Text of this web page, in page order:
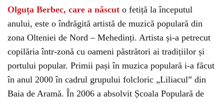
Olguța Berbec, care a născut o fetiță la începutul
anului, este o îndrăgită artistă de muzică populară din
zona Olteniei de Nord – Mehedinți. Artista și-a petrecut
copilăria într-zonă cu oameni păstrători ai tradițiilor și
portului popular. Primii pași în muzica populară i-a făcut
în anul 2000 în cadrul grupului folcloric „Liliacul” din
Baia de Aramă. În 2006 a absolvit Școala Populară de